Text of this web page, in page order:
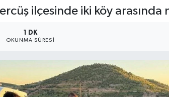
ilçesinde iki köy
1 DK
OKUNMA SÜRESI